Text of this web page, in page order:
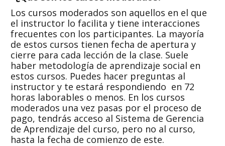
Los cursos moderados son aquellos en el que
el instructor lo facilita y tiene interacciones
frecuentes con los participantes. La mayoría
de estos cursos tienen fecha de apertura y
cierre para cada lección de la clase. Suele
haber metodología de aprendizaje social en
estos cursos. Puedes hacer preguntas al
instructor y te estará respondiendo en 72
horas laborables o menos. En los cursos
moderados una vez pasas por el proceso de
pago, tendrás acceso al Sistema de Gerencia
de Aprendizaje del curso, pero no al curso,
hasta la fecha de comienzo de este.